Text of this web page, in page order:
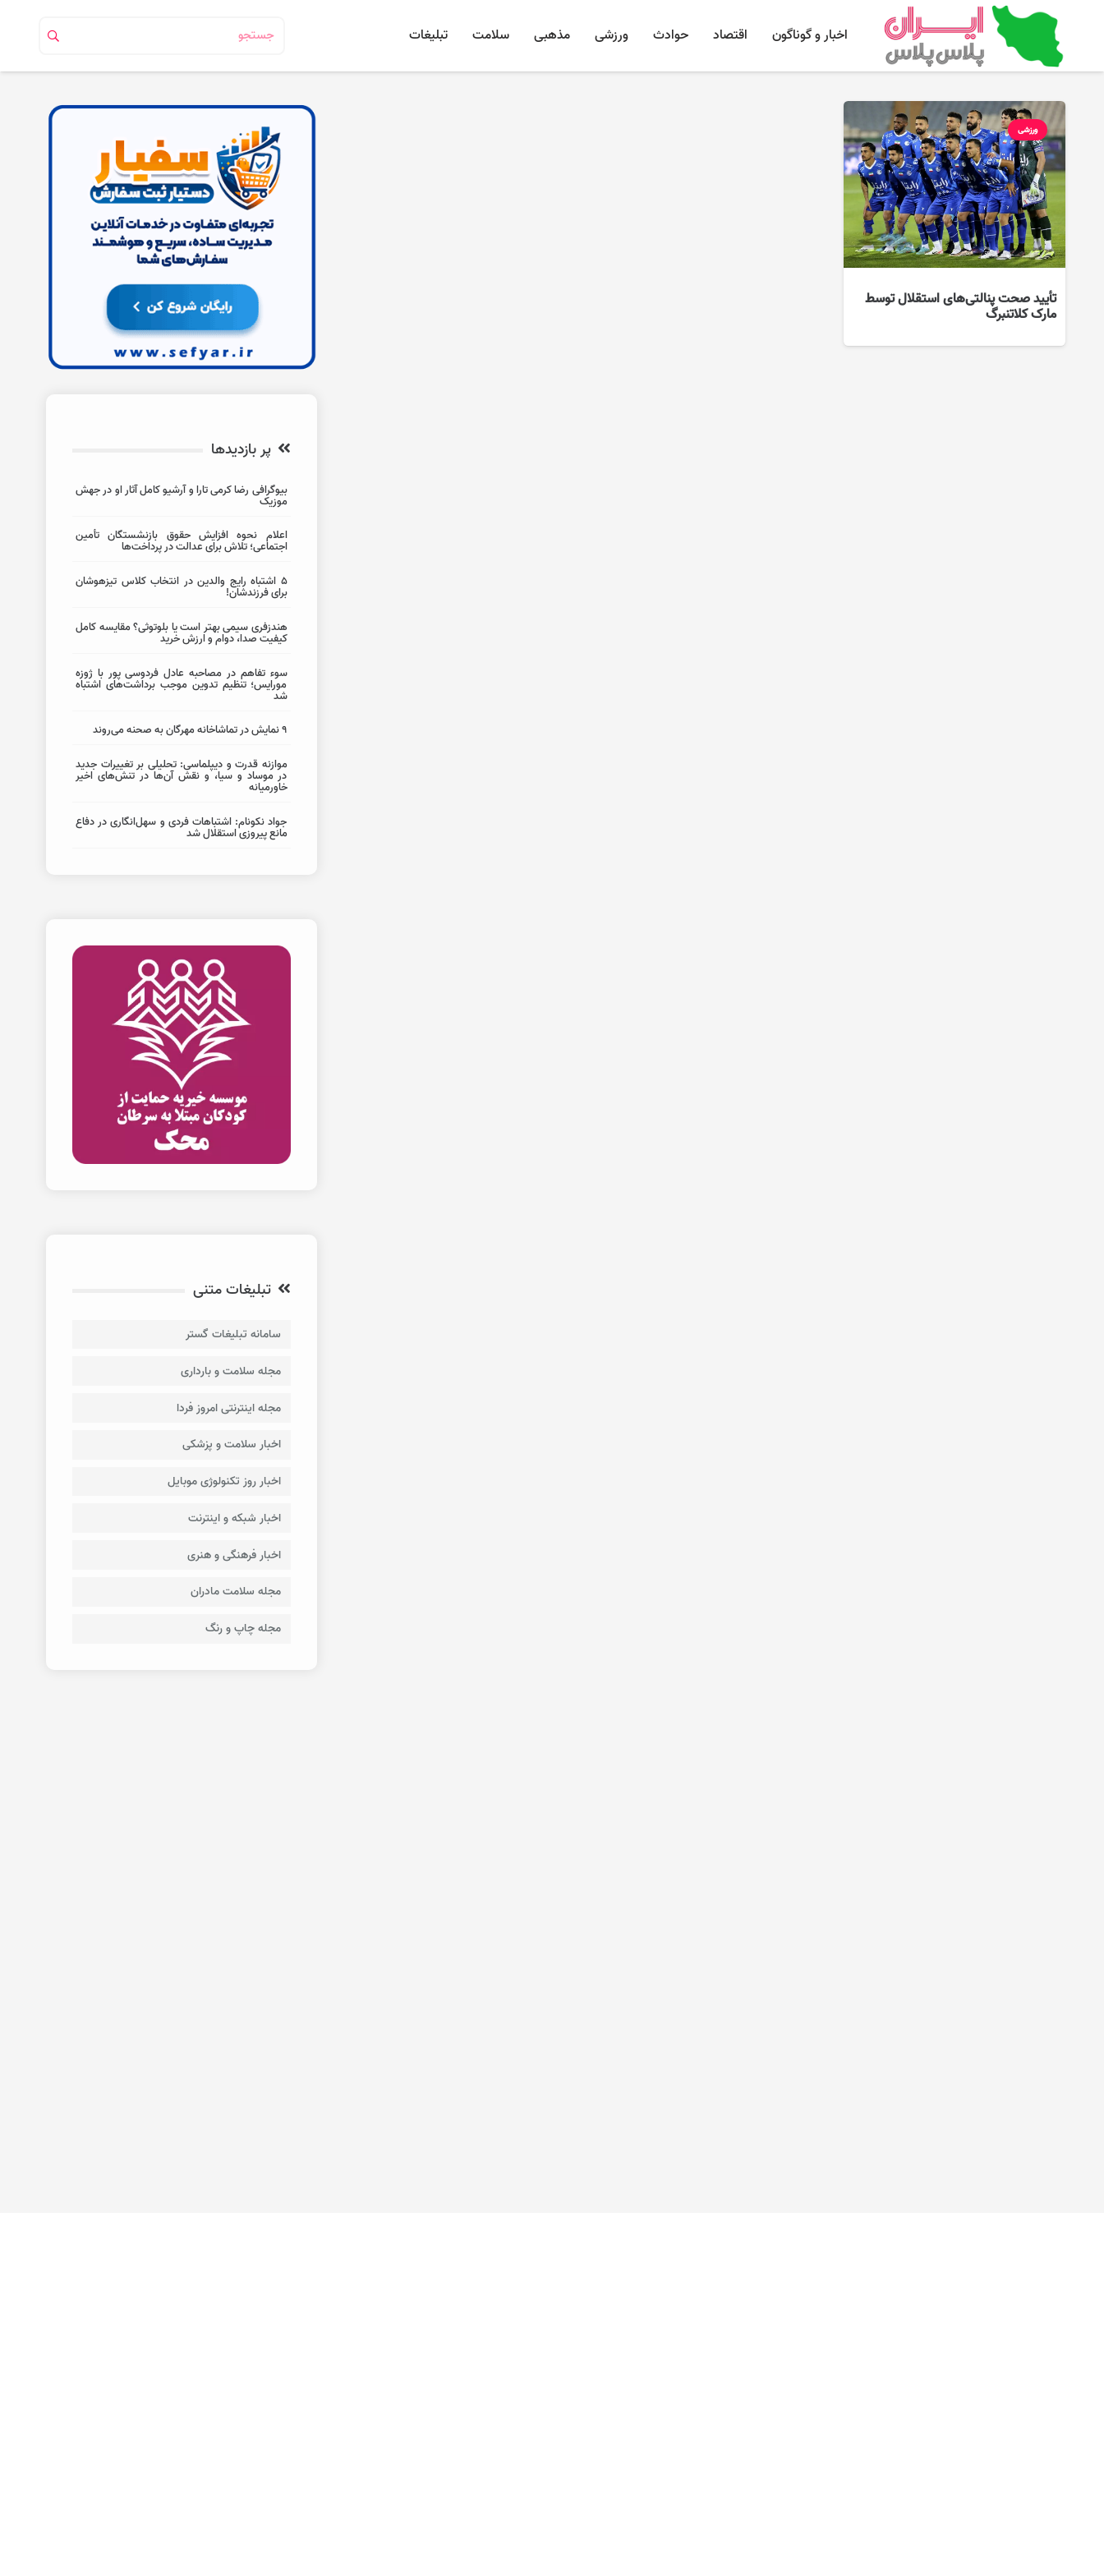
اخبار و گوناگون اقتصاد حوادث ورزشی مذهبی سلامت تبلیغات
ورزشی
تأیید صحت پنالتی‌های استقلال توسط
مارک کلاتنبرگ
پر بازدیدها
بیوگرافی رضا کرمی تارا و آرشیو کامل آثار او در جهش
موزیک
اعلام نحوه افزایش حقوق بازنشستگان تأمین
اجتماعی؛ تلاش برای عدالت در پرداخت‌ها
5 اشتباه رایج والدین در انتخاب کلاس تیزهوشان
برای فرزندشان!
هندزفری سیمی بهتر است یا بلوتوثی؟ مقایسه کامل
کیفیت صدا، دوام و ارزش خرید
سوء تفاهم در مصاحبه عادل فردوسی پور با ژوزه
مورایس؛ تنظیم تدوین موجب برداشت‌های اشتباه
شد
۹ نمایش در تماشاخانه مهرگان به صحنه می‌روند
موازنه قدرت و دیپلماسی: تحلیلی بر تغییرات جدید
در موساد و سیا، و نقش آن‌ها در تنش‌های اخیر
خاورمیانه
جواد نکونام: اشتباهات فردی و سهل‌انگاری در دفاع
مانع پیروزی استقلال شد
تبلیغات متنی
سامانه تبلیغات گستر
مجله سلامت و بارداری
مجله اینترنتی امروز فردا
اخبار سلامت و پزشکی
اخبار روز تکنولوژی موبایل
اخبار شبکه و اینترنت
اخبار فرهنگی و هنری
مجله سلامت مادران
مجله چاپ و رنگ